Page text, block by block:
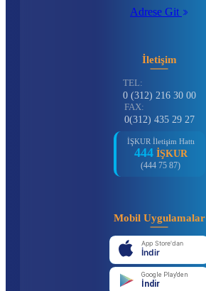
Adrese Git
İletişim
TEL:
0 (312) 216 30 00
FAX:
0(312) 435 29 27
İŞKUR İletişim Hattı
444 İŞKUR
(444 75 87)
Mobil Uygulamalar
App Store'dan
İndir
Google Play'den
İndir